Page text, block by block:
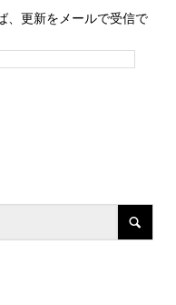
、更新をメールで受信で